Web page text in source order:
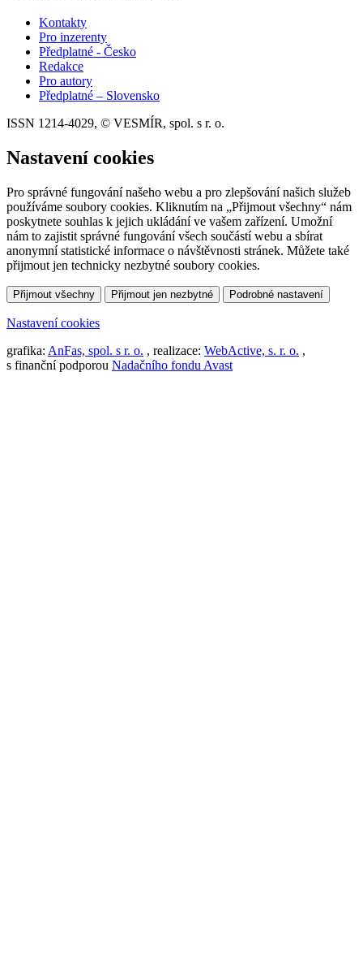
Kontakty
Pro inzerenty
Předplatné - Česko
Redakce
Pro autory
Předplatné – Slovensko
ISSN 1214-4029, © VESMÍR, spol. s r. o.
Nastavení cookies
Pro správné fungování našeho webu a pro zlepšování našich služeb
používáme soubory cookies. Kliknutím na „Přijmout všechny“ nám
poskytnete souhlas k jejich ukládání ve vašem zařízení. Umožní
nám to zajistit správné fungování všech součástí webu a sbírat
anonymní statistické informace o návštěvnosti stránek. Můžete také
přijmout jen technicky nezbytné soubory cookies.
Přijmout všechny Přijmout jen nezbytné Podrobné nastavení
Nastavení cookies
grafika: AnFas, spol. s r. o. , realizace: WebActive, s. r. o. ,
s finanční podporou Nadačního fondu Avast